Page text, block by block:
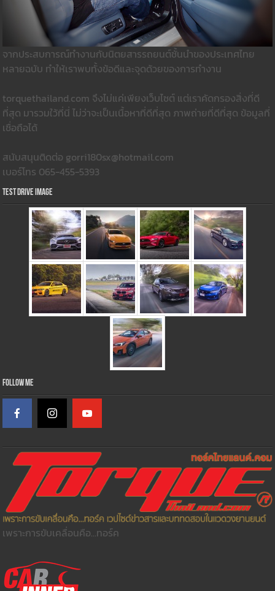
จากประสบการณ์ทำงานกับนิตยสารรถยนต์ชั้นนำของประเทศไทย
หลายฉบับ ทำให้เราพบทั้งข้อดีและจุดด้วยของการทำงาน
torquethailand.com จึงไม่แค่เพียงเว็บไซต์ แต่เราคัดกรองสิ่งที่ดี
ที่สุด มารวมใว้ที่นี่ ไม่ว่าจะเป็นเนื้อหาที่ดีที่สุด ภาพถ่ายที่ดีที่สุด ข้อมูลที่
เชื่อถือได้
สนับสนุนติดต่อ gorri180sx@hotmail.com
เบอร์โทร 065-455-5393
Test Drive Image
Follow Me
เพราะการขับเคลื่อนคือ...ทอร์ค